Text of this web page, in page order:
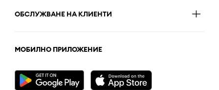
ОБСЛУЖВАНЕ НА КЛИЕНТИ
МОБИЛНО ПРИЛОЖЕНИЕ